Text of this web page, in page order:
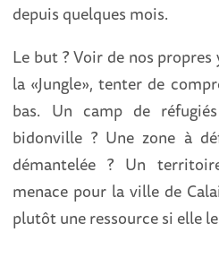
depuis quelques mois.
Le but ? Voir de nos
la «Jungle», tenter de
bas. Un camp de
bidonville ? Une zone à
démantelée ? Un
menace pour la ville de
plutôt une ressource si elle